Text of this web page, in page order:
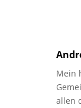
Mein
allen